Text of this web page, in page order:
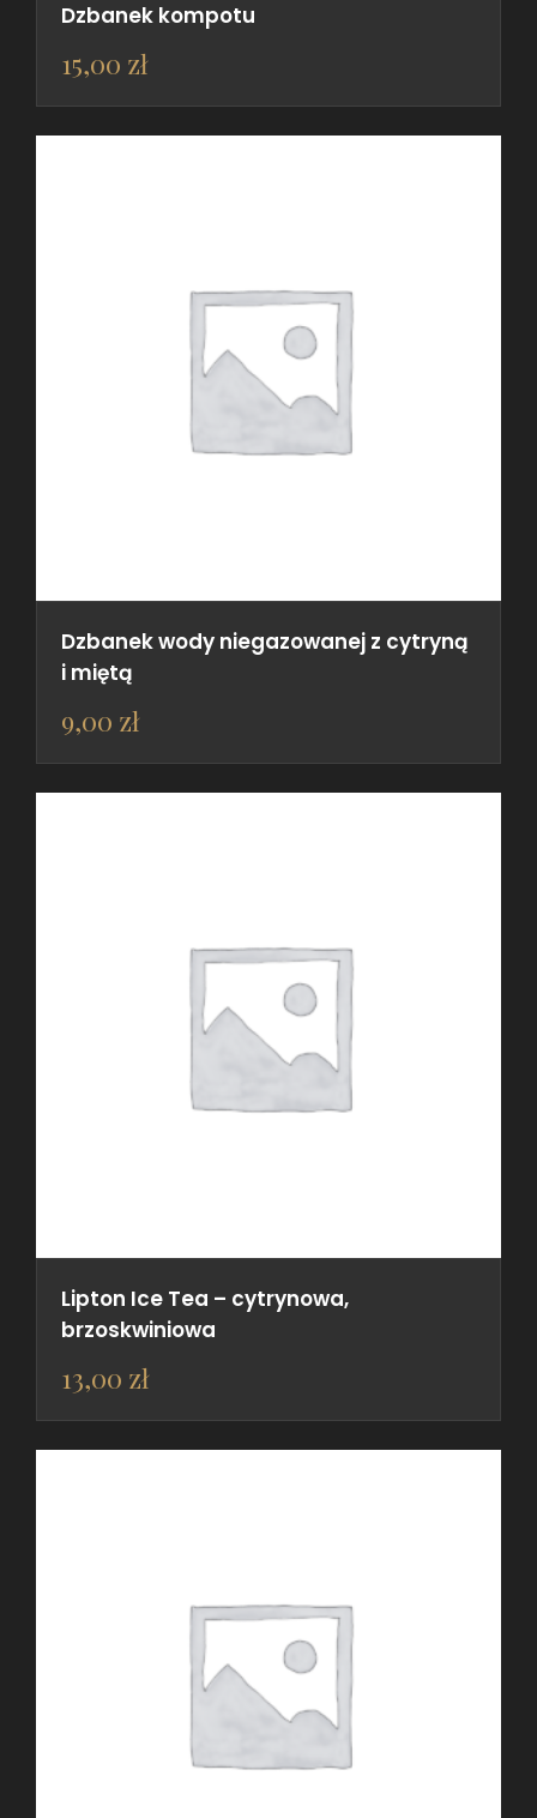
Dzbanek kompotu
15,00 zł
Dzbanek wody niegazowanej z cytryną
i miętą
9,00 zł
Lipton Ice Tea – cytrynowa,
brzoskwiniowa
13,00 zł